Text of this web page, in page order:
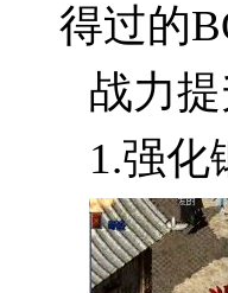
得过的
战力提
1.强化